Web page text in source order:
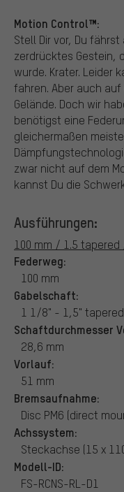
Motion Control™:
Stell Dir vor, Du
zerdrücktes Gestein,
wurde. Krater. Leider
fahren. Aber auch
Gelände. Doch wir
benötigst eine
gleichermaßen
zwar nicht auf dem
kannst Du die
Ausführungen:
100 mm / 1.5
Federweg:
100 mm
Gabelschaft:
1 1/8" - 1,5" tapered
Schaftdurchmesser
28,6 mm
Vorlauf:
51 mm
Bremsaufnahme:
Disc PM6 (direct
Achssystem:
Steckachse (15 x
Modell-ID:
FS-RCNS-RL-D1